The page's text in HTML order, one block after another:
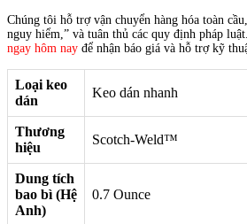
Chúng tôi hỗ trợ vận chuyển hàng hóa toàn
nguy hiểm,” và tuân thủ các quy định pháp luật.
ngay hôm nay để nhận báo giá và hỗ trợ kỹ
Loại keo
dán
Keo dán nhanh
Thương
hiệu
Scotch-Weld™
Dung tích
bao bì (Hệ
Anh)
0.7 Ounce